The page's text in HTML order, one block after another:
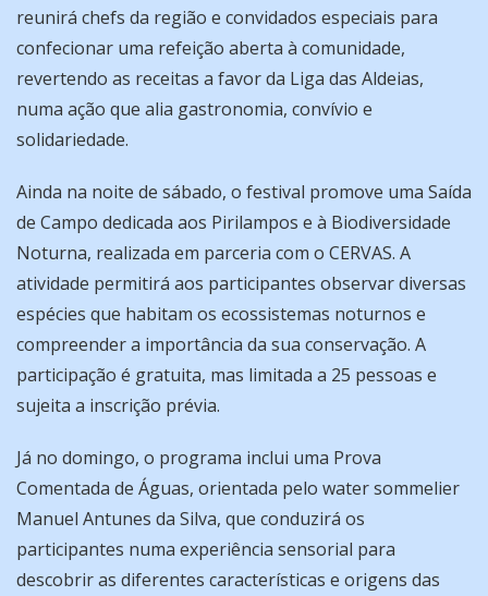
reunirá chefs da região e convidados especiais para
confecionar uma refeição aberta à comunidade,
revertendo as receitas a favor da Liga das Aldeias,
numa ação que alia gastronomia, convívio e
solidariedade.
Ainda na noite de sábado, o festival promove uma Saída
de Campo dedicada aos Pirilampos e à Biodiversidade
Noturna, realizada em parceria com o CERVAS. A
atividade permitirá aos participantes observar diversas
espécies que habitam os ecossistemas noturnos e
compreender a importância da sua conservação. A
participação é gratuita, mas limitada a 25 pessoas e
sujeita a inscrição prévia.
Já no domingo, o programa inclui uma Prova
Comentada de Águas, orientada pelo water sommelier
Manuel Antunes da Silva, que conduzirá os
participantes numa experiência sensorial para
descobrir as diferentes características e origens das